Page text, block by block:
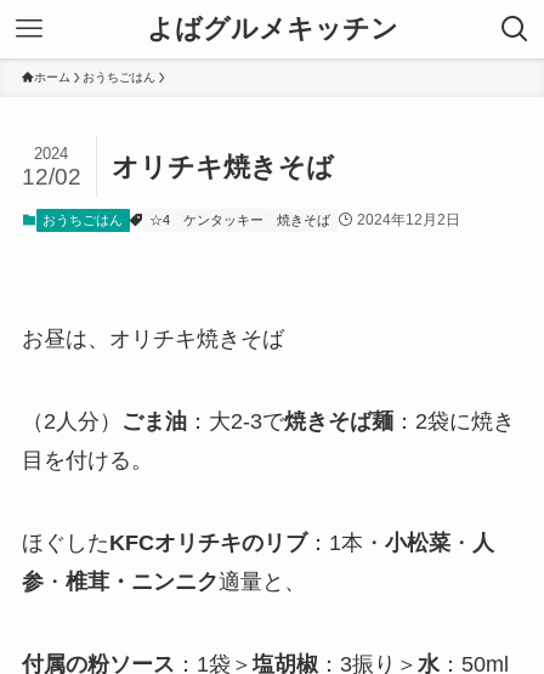
よばグルメキッチン
ホーム おうちごはん
オリチキ焼きそば
2024
12/02
おうちごはん ☆4 ケンタッキー 焼きそば 2024年12月2日
お昼は、オリチキ焼きそば
（2人分） ごま油：大2-3で焼きそば麺：2袋に焼き
目を付ける。
ほぐしたKFCオリチキのリブ：1本・ 小松菜・ 人
参・ 椎茸・ニンニク適量と、
付属の粉ソース ：1袋＞ 塩胡椒 ：3振り＞ 水：50ml